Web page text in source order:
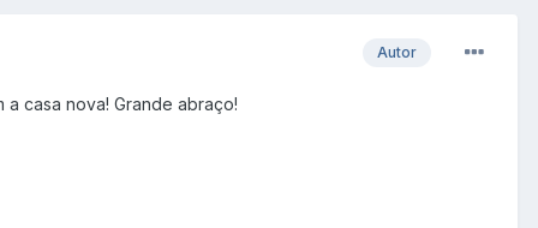
Autor
casa nova! Grande abraço!